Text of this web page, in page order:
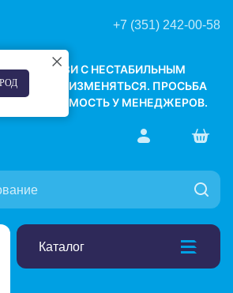
+7 (351) 242-00-58
В СВЯЗИ С НЕСТАБИЛЬНЫМ
МОГУТ ИЗМЕНЯТЬСЯ. ПРОСЬБА
СТОИМОСТЬ У МЕНЕДЖЕРОВ.
Каталог